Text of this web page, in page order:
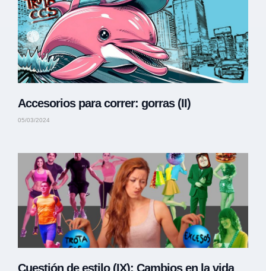
Accesorios para correr: gorras (II)
05/03/2024
Cuestión de estilo (IX): Cambios en la vida